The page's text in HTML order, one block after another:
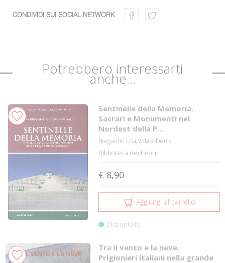
CONDIVIDI SUI SOCIAL NETWORK
Potrebbero interessarti
anche...
Sentinelle della Memoria.
Sacrari e Monumenti nel
Nordest della P...
Bregantin Lisa;Vidale Denis
Biblioteca dei Leoni
€ 8,90
Aggiungi al carrello
Disponibile
Tra il vento e la neve.
Prigionieri italiani nella grande